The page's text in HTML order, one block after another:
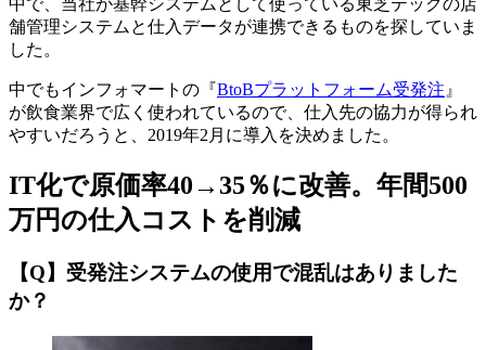
舗管理システムと仕入データが連携できるものを探していま
した。
中でもインフォマートの『BtoBプラットフォーム受発注 』
が飲食業界で広く使われているので、仕入先の協力が得られ
やすいだろうと、2019年2月に導入を決めました。
IT化で原価率40→35％に改善。年間500
万円の仕入コストを削減
【Q】受発注システムの使用で混乱はありました
か？